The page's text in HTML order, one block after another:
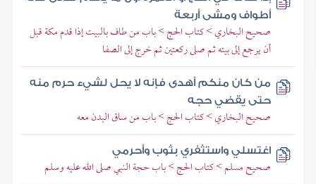
أطواف ومشى أربعة
صحيح البخاري > كتاب الحج > باب من طاف بالبيت إذا قدم مكة قبل
أن يرجع إلى بيته ثم صلى ركعتين ثم خرج إلى الصفا
من كان منكم أهدى فإنه لا يحل لشيء حرم منه
حتى يقضي حجه
صحيح البخاري > كتاب الحج > باب من ساق البدن معه
اغتسلي واستثفري بثوب وأحرمي
صحيح مسلم > كتاب الحج > باب حجة النبي صلى الله عليه وسلم